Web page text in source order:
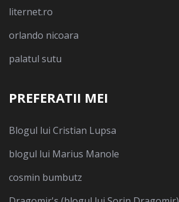
liternet.ro
orlando nicoara
palatul sutu
PREFERATII MEI
Blogul lui Cristian Lupsa
blogul lui Marius Manole
cosmin bumbutz